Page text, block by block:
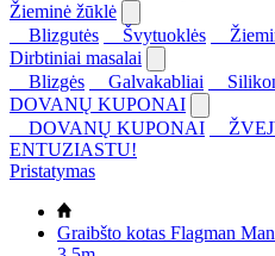
Žieminė žūklė
Blizgutės
Švytuoklės
Dirbtiniai masalai
Blizgės
Galvakabliai
DOVANŲ KUPONAI
DOVANŲ KUPONAI
ENTUZIASTU!
Pristatymas
Graibšto kotas Flagman